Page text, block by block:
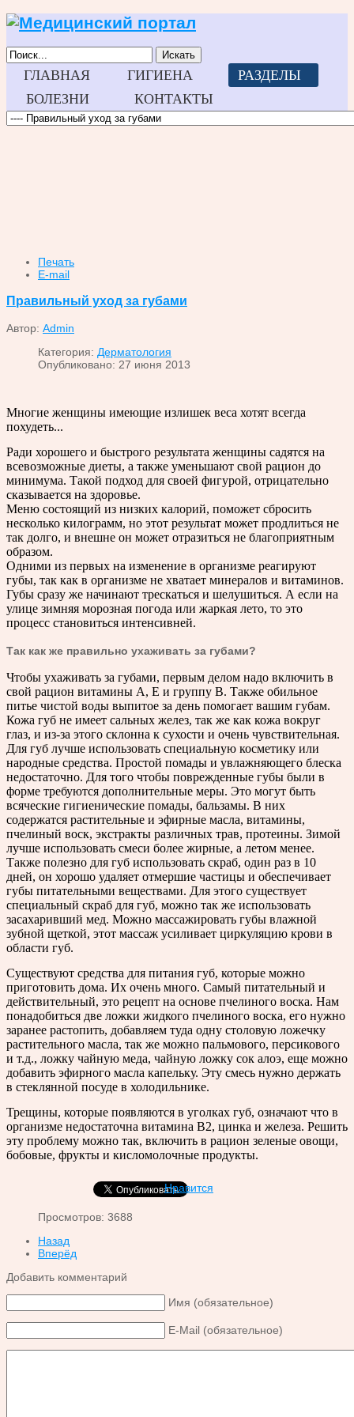
Искать
ГЛАВНАЯ ГИГИЕНА
РАЗДЕЛЫ
БОЛЕЗНИ
КОНТАКТЫ
Печать
E-mail
Правильный уход за губами
Автор: Admin
Категория: Дерматология
Опубликовано: 27 июня 2013
Многие женщины имеющие излишек веса хотят всегда
похудеть...
Ради хорошего и быстрого результата женщины садятся на
всевозможные диеты, а также уменьшают свой рацион до
минимума. Такой подход для своей фигурой, отрицательно
сказывается на здоровье.
Меню состоящий из низких калорий, поможет сбросить
несколько килограмм, но этот результат может продлиться не
так долго, и внешне он может отразиться не благоприятным
образом.
Одними из первых на изменение в организме реагируют
губы, так как в организме не хватает минералов и витаминов.
Губы сразу же начинают трескаться и шелушиться. А если на
улице зимняя морозная погода или жаркая лето, то это
процесс становиться интенсивней.
Так как же правильно ухаживать за губами?
Чтобы ухаживать за губами, первым делом надо включить в
свой рацион витамины А, Е и группу В. Также обильное
питье чистой воды выпитое за день помогает вашим губам.
Кожа губ не имеет сальных желез, так же как кожа вокруг
глаз, и из-за этого склонна к сухости и очень чувствительная.
Для губ лучше использовать специальную косметику или
народные средства. Простой помады и увлажняющего блеска
недостаточно. Для того чтобы поврежденные губы были в
форме требуются дополнительные меры. Это могут быть
всяческие гигиенические помады, бальзамы. В них
содержатся растительные и эфирные масла, витамины,
пчелиный воск, экстракты различных трав, протеины. Зимой
лучше использовать смеси более жирные, а летом менее.
Также полезно для губ использовать скраб, один раз в 10
дней, он хорошо удаляет отмершие частицы и обеспечивает
губы питательными веществами. Для этого существует
специальный скраб для губ, можно так же использовать
засахаривший мед. Можно массажировать губы влажной
зубной щеткой, этот массаж усиливает циркуляцию крови в
области губ.
Существуют средства для питания губ, которые можно
приготовить дома. Их очень много. Самый питательный и
действительный, это рецепт на основе пчелиного воска. Нам
понадобиться две ложки жидкого пчелиного воска, его нужно
заранее растопить, добавляем туда одну столовую ложечку
растительного масла, так же можно пальмового, персикового
и т.д., ложку чайную меда, чайную ложку сок алоэ, еще можно
добавить эфирного масла капельку. Эту смесь нужно держать
в стеклянной посуде в холодильнике.
Трещины, которые появляются в уголках губ, означают что в
организме недостаточна витамина В2, цинка и железа. Решить
эту проблему можно так, включить в рацион зеленые овощи,
бобовые, фрукты и кисломолочные продукты.
Нравится
Просмотров: 3688
Назад
Вперёд
Добавить комментарий
Имя (обязательное)
E-Mail (обязательное)